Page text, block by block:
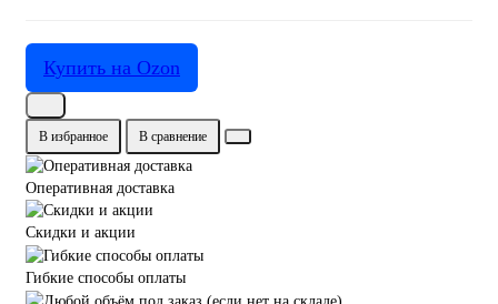
Купить на Ozon
В избранное В сравнение
Оперативная доставка
Скидки и акции
Гибкие способы оплаты